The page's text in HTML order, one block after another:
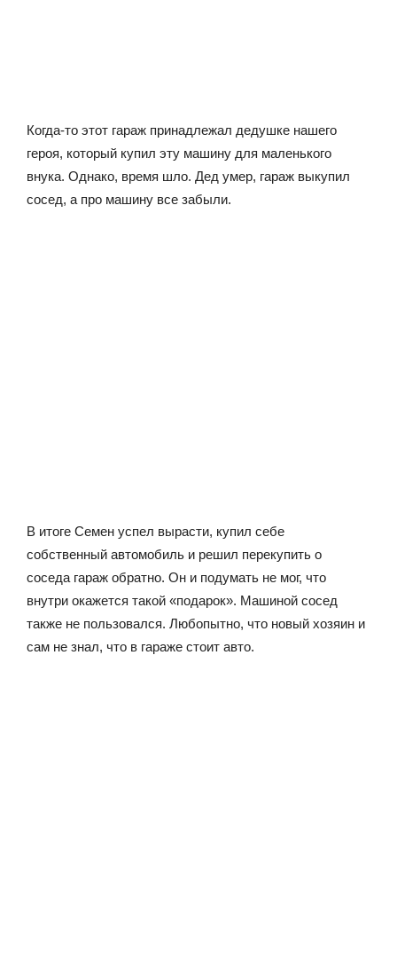
Когда-то этот гараж принадлежал дедушке нашего
героя, который купил эту машину для маленького
внука. Однако, время шло. Дед умер, гараж выкупил
сосед, а про машину все забыли.
В итоге Семен успел вырасти, купил себе
собственный автомобиль и решил перекупить о
соседа гараж обратно. Он и подумать не мог, что
внутри окажется такой «подарок». Машиной сосед
также не пользовался. Любопытно, что новый хозяин и
сам не знал, что в гараже стоит авто.